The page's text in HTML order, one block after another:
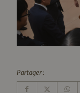
Partager :